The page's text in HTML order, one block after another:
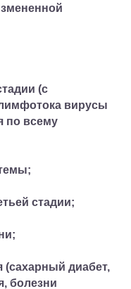
(с
вирусы
по всему
стадии;
диабет,
болезни